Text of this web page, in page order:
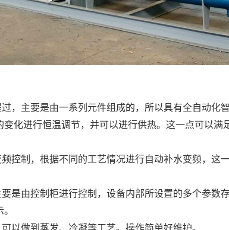
，主要是由一系列元件组成的，所以具有全自动化
化进行恒温调节，并可以进行供热。这一点可以
控制，根据不同的工艺情况进行自动补水变频，这
是由控制柜进行控制，设备内部所设置的多个参数
以做到蒸发、冷凝等工艺。操作简单好维护。